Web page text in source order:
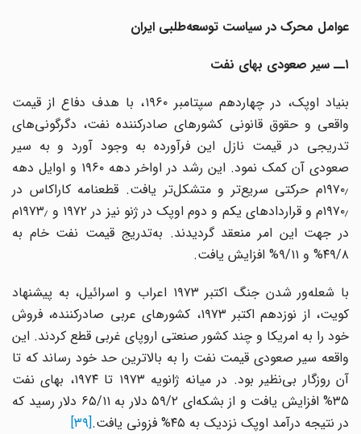
عوامل محرک در سیاست توسعه‌طلبی ایران
بنیاد اوپک، در چهاردهم سپتامبر ۱۹۶۰، با هدف دفاع از قیمت
واقعی و حقوق قانونی کشورهای صادرکننده نفت، دگرگونی‌های
تدریجی در قیمت نازل این فرآورده به وجود آورد و به سیر
صعودی آن کمک نمود. این رشد در اواخر دهه ۱۹۶۰ و اوایل دهه
۱۹۷۰٫م حرکتی سریع‌تر و متشکل‌تر یافت. قطعنامه کاراکاس در
۱۹۷۰٫م و قراردادهای یکم و دوم اوپک در ژنو نیز در ۱۹۷۲ و ۱۹۷۳٫م
در جهت این امر منعقد گردیدند. به‌تدریج قیمت نفت خام به
۴۹/۸% و ۹/۱۱% افزایش یافت.
با شعله‌ور شدن جنگ اکتبر ۱۹۷۳ اعراب و اسرائیل، به پیشنهاد
کویت، از نوزدهم اکتبر ۱۹۷۳، کشورهای عربی صادرکننده، فروش
خود را به امریکا و چند کشور صنعتی اروپای غربی قطع کردند. این
واقعه سیر صعودی قیمت نفت را به بالاترین حد خود رساند که تا
آن روزگار بی‌نظیر بود. در میانه ژانویه ۱۹۷۳ تا ۱۹۷۴، بهای نفت
۳۵% افزایش یافت و از بشکه‌‌ای ۵۹/۲ دلار به ۶۵/۱۱ دلار رسید که
در نتیجه درآمد اوپک نزدیک به ۴۵% فزونی یافت.
[۳۹]